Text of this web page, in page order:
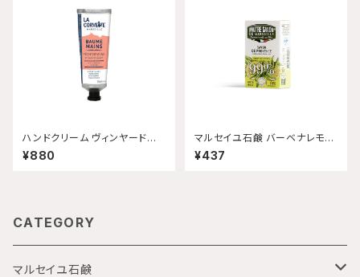
ハンドクリーム ヴィンヤードピ
ーチ 30mL 【配送グループQ】
¥880
マルセイユ石鹸 バーベナレモン
100g ネコポス発送
¥437
CATEGORY
マルセイユ石鹸